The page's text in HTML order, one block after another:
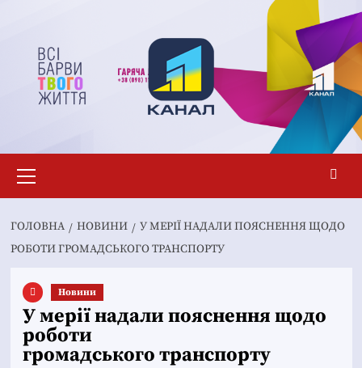
вмісту
меню
ГОЛОВНА НОВИНИ
У МЕРІЇ НАДАЛИ ПОЯСНЕННЯ ЩОДО
РОБОТИ ГРОМАДСЬКОГО ТРАНСПОРТУ
Новини
У мерії надали пояснення щодо
роботи
громадського транспорту